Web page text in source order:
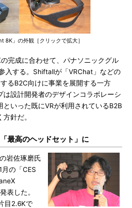
8K」の外観［クリックで拡大］
完成に合わせて、パナソニックグル
入する。Shiftallが「VRChat」などの
るB2C向けに事業を展開する一方
は設計開発者のデザインコラボレーシ
といった既にVRが利用されているB2B
針だ。
最高のヘッドセット」に
岩佐琢磨氏
の「CES
表した。
目2.6Kで